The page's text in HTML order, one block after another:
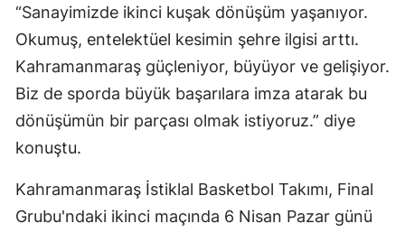
“Sanayimizde ikinci kuşak dönüşüm yaşanıyor.
Okumuş, entelektüel kesimin şehre ilgisi arttı.
Kahramanmaraş güçleniyor, büyüyor ve gelişiyor.
Biz de sporda büyük başarılara imza atarak bu
dönüşümün bir parçası olmak istiyoruz.” diye
konuştu.
Kahramanmaraş İstiklal Basketbol Takımı, Final
Grubu'ndaki ikinci maçında 6 Nisan Pazar günü